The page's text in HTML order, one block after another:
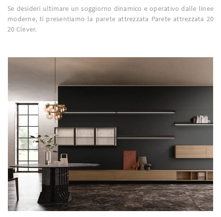
Se desideri ultimare un soggiorno dinamico e operativo dalle linee
moderne, ti presentiamo la parete attrezzata Parete attrezzata 20
20 Clever.